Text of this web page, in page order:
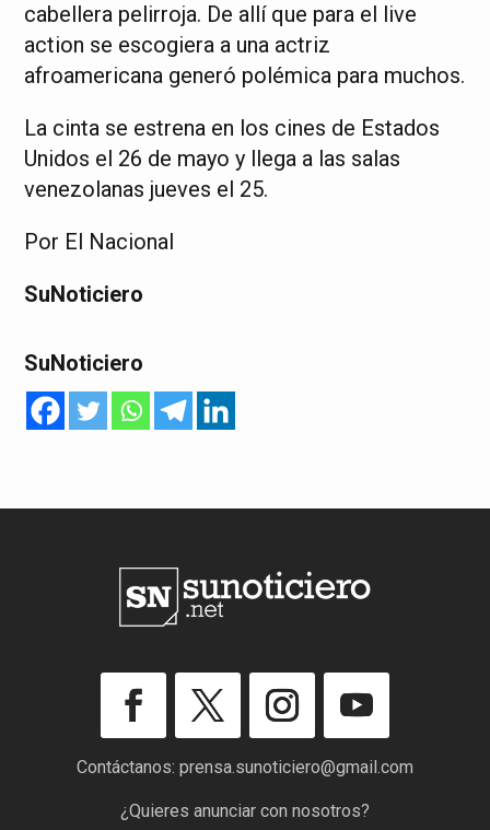
cabellera pelirroja. De allí que para el live
action se escogiera a una actriz
afroamericana generó polémica para muchos.
La cinta se estrena en los cines de Estados
Unidos el 26 de mayo y llega a las salas
venezolanas jueves el 25.
Por El Nacional
SuNoticiero
SuNoticiero
Contáctanos: prensa.sunoticiero@gmail.com
¿Quieres anunciar con nosotros?